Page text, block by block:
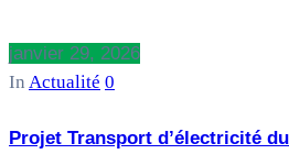
janvier 29, 2026
In Actualité 0
Projet Transport d’électricité